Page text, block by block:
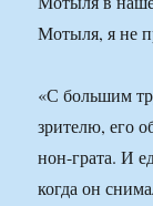
Мотыля, я не
«С большим
зрителю, его
нон-грата. И
когда он